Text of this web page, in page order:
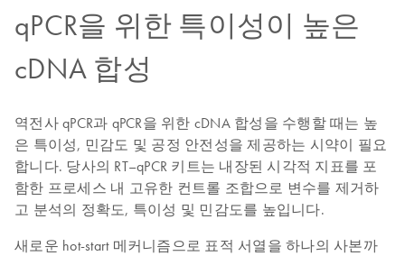
qPCR을 위한 특이성이 높은
cDNA 합성
역전사 qPCR과 qPCR을 위한 cDNA 합성을 수행할 때는 높
은 특이성, 민감도 및 공정 안전성을 제공하는 시약이 필요
합니다. 당사의 RT–qPCR 키트는 내장된 시각적 지표를 포
함한 프로세스 내 고유한 컨트롤 조합으로 변수를 제거하
고 분석의 정확도, 특이성 및 민감도를 높입니다.
새로운 hot-start 메커니즘으로 표적 서열을 하나의 사본까